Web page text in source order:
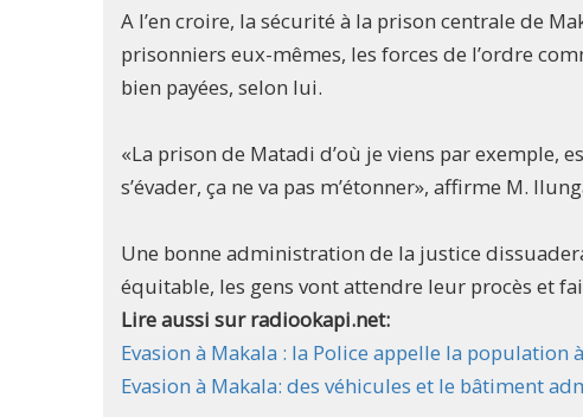
A l’en croire, la sécurité à la prison centrale de
prisonniers eux-mêmes, les forces de l’ordre
bien payées, selon lui.
«La prison de Matadi d’où je viens par exemple,
s’évader, ça ne va pas m’étonner», affirme M.
Une bonne administration de la justice
équitable, les gens vont attendre leur procès et
Lire aussi sur radiookapi.net:
Evasion à Makala : la Police appelle la
Evasion à Makala: des véhicules et le bâtiment